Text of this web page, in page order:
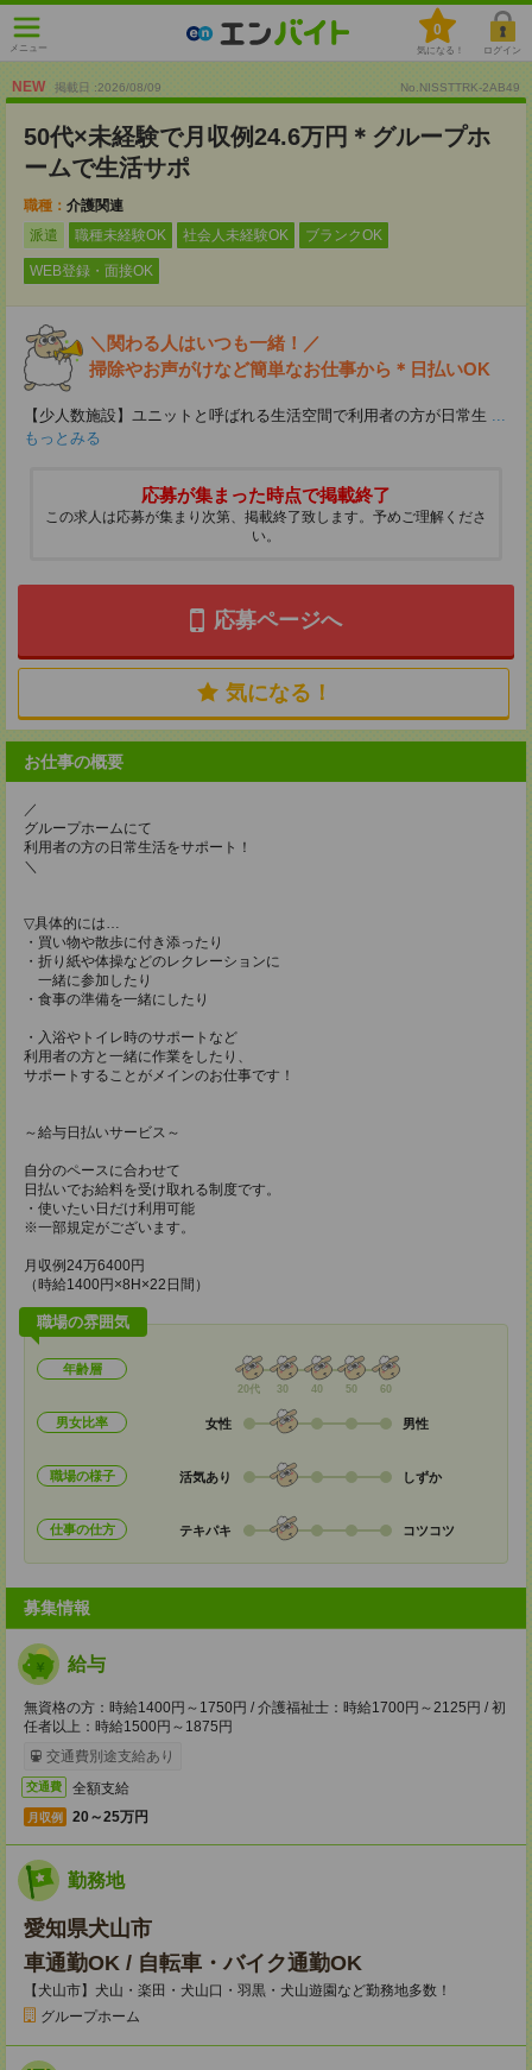
メニュー
0
気になる！ ログイン
NEW 掲載日 :2026/08/09 No.NISSTTRK-2AB49
50代×未経験で月収例24.6万円＊グループホ
ームで生活サポ
職種： 介護関連
派遣
職種未経験OK 社会人未経験OK ブランクOK
WEB登録・面接OK
＼関わる人はいつも一緒！／
掃除やお声がけなど簡単なお仕事から＊日払いOK
【少人数施設】ユニットと呼ばれる生活空間で利用者の方が日常生 ...
もっとみる
応募が集まった時点で掲載終了
この求人は応募が集まり次第、掲載終了致します。予めご理解くださ
い。
応募ページへ
気になる！
お仕事の概要
／
グループホームにて
利用者の方の日常生活をサポート！
＼
▽具体的には…
・買い物や散歩に付き添ったり
・折り紙や体操などのレクレーションに
一緒に参加したり
・食事の準備を一緒にしたり
・入浴やトイレ時のサポートなど
利用者の方と一緒に作業をしたり、
サポートすることがメインのお仕事です！
～給与日払いサービス～
自分のペースに合わせて
日払いでお給料を受け取れる制度です。
・使いたい日だけ利用可能
※一部規定がございます。
月収例24万6400円
（時給1400円×8H×22日間）
職場の雰囲気
年齢層
20代 30 40 50 60
男女比率 女性 男性
職場の様子 活気あり しずか
仕事の仕方 テキパキ コツコツ
募集情報
給与
無資格の方：時給1400円～1750円 / 介護福祉士：時給1700円～2125円 / 初
任者以上：時給1500円～1875円
交通費別途支給あり
交通費 全額支給
月収例 20～25万円
勤務地
愛知県犬山市
車通勤OK / 自転車・バイク通勤OK
【犬山市】犬山・楽田・犬山口・羽黒・犬山遊園など勤務地多数！
グループホーム